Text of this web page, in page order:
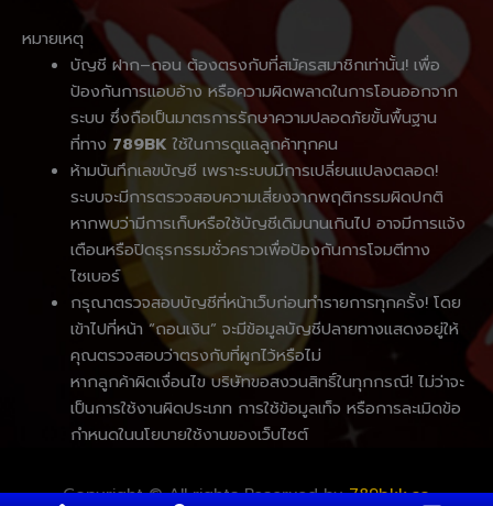
หมายเหตุ
บัญชี ฝาก–ถอน ต้องตรงกับที่สมัครสมาชิกเท่านั้น! เพื่อ
ป้องกันการแอบอ้าง หรือความผิดพลาดในการโอนออกจาก
ระบบ ซึ่งถือเป็นมาตรการรักษาความปลอดภัยขั้นพื้นฐาน
ที่ทาง 789BK ใช้ในการดูแลลูกค้าทุกคน
ห้ามบันทึกเลขบัญชี เพราะระบบมีการเปลี่ยนแปลงตลอด!
ระบบจะมีการตรวจสอบความเสี่ยงจากพฤติกรรมผิดปกติ
หากพบว่ามีการเก็บหรือใช้บัญชีเดิมนานเกินไป อาจมีการแจ้ง
เตือนหรือปิดธุรกรรมชั่วคราวเพื่อป้องกันการโจมตีทาง
ไซเบอร์
กรุณาตรวจสอบบัญชีที่หน้าเว็บก่อนทำรายการทุกครั้ง! โดย
เข้าไปที่หน้า “ถอนเงิน” จะมีข้อมูลบัญชีปลายทางแสดงอยู่ให้
คุณตรวจสอบว่าตรงกับที่ผูกไว้หรือไม่
หากลูกค้าผิดเงื่อนไข บริษัทขอสงวนสิทธิ์ในทุกกรณี! ไม่ว่าจะ
เป็นการใช้งานผิดประเภท การใช้ข้อมูลเท็จ หรือการละเมิดข้อ
กำหนดในนโยบายใช้งานของเว็บไซต์
Copyright © All rights Reserved by789bkk.co